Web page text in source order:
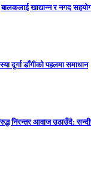
बालकलाई खाद्यान्न र नगद
दुर्गा डाँगीको पहलमा समाधान
निरन्तर आवाज उठाउँदै: